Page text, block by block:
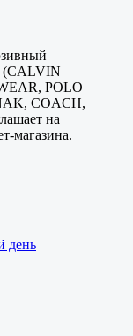
(CALVIN
POLO
COAСH,
на
магазина.
день